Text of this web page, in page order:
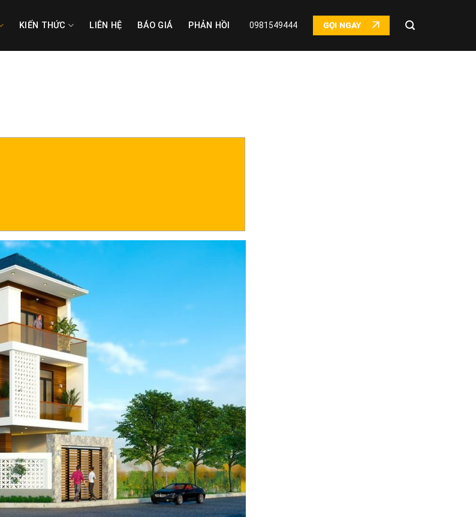
KIẾN THỨC LIÊN HỆ BÁO GIÁ PHẢN HỒI 0981549444 GỌI NGAY